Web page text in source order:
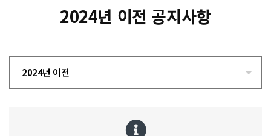
2024년 이전 공지사항
2024년 이전